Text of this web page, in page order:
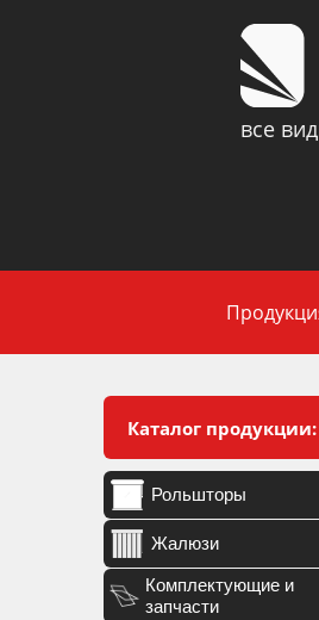
все
Каталог продукции:
Рольшторы
Жалюзи
Комплектующие и
запчасти